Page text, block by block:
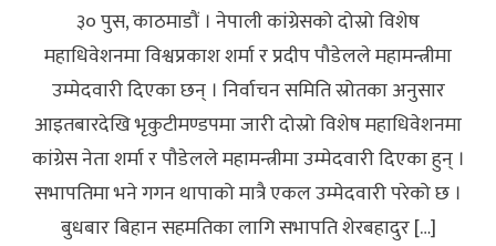
३० पुस, काठमाडौं । नेपाली कांग्रेसको दोस्रो विशेष
महाधिवेशनमा विश्वप्रकाश शर्मा र प्रदीप पौडेलले महामन्त्रीमा
उम्मेदवारी दिएका छन् । निर्वाचन समिति स्रोतका अनुसार
आइतबारदेखि भृकुटीमण्डपमा जारी दोस्रो विशेष महाधिवेशनमा
कांग्रेस नेता शर्मा र पौडेलले महामन्त्रीमा उम्मेदवारी दिएका हुन् ।
सभापतिमा भने गगन थापाको मात्रै एकल उम्मेदवारी परेको छ ।
बुधबार बिहान सहमतिका लागि सभापति शेरबहादुर […]